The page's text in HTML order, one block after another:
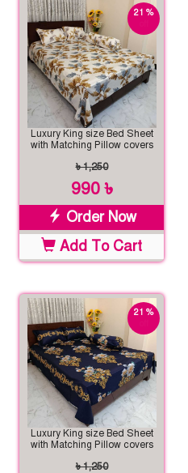
21 %
Luxury King size Bed Sheet
with Matching Pillow covers
৳ 1,250
990 ৳
Order Now
Add To Cart
21 %
Luxury King size Bed Sheet
with Matching Pillow covers
৳ 1,250